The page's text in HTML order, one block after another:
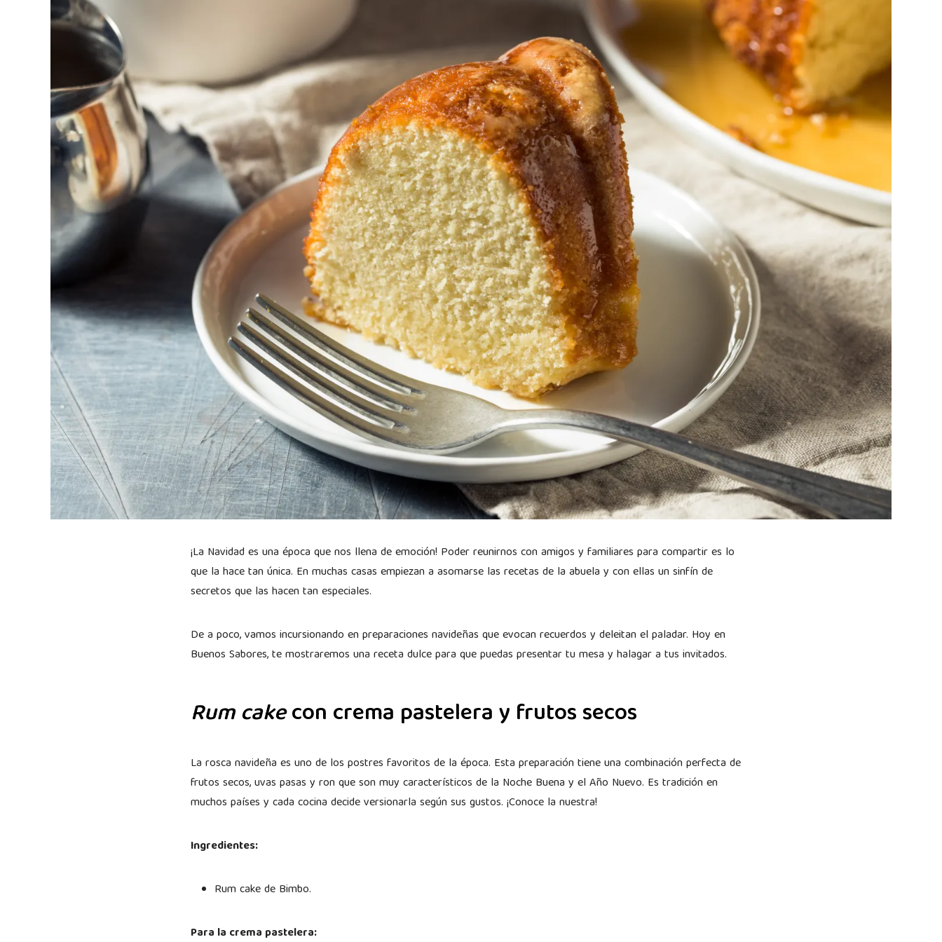
¡La Navidad es una época que nos llena de emoción! Poder reunirnos con amigos y familiares para compartir es lo
que la hace tan única. En muchas casas empiezan a asomarse las recetas de la abuela y con ellas un sinfín de
secretos que las hacen tan especiales.
De a poco, vamos incursionando en preparaciones navideñas que evocan recuerdos y deleitan el paladar. Hoy en
Buenos Sabores, te mostraremos una receta dulce para que puedas presentar tu mesa y halagar a tus invitados.
Rum cakecon crema pastelera y frutos secos
La rosca navideña es uno de los postres favoritos de la época. Esta preparación tiene una combinación perfecta de
frutos secos, uvas pasas y ron que son muy característicos de la Noche Buena y el Año Nuevo. Es tradición en
muchos países y cada cocina decide versionarla según sus gustos. ¡Conoce la nuestra!
Ingredientes:
Rum cake de Bimbo.
Para la crema pastelera: